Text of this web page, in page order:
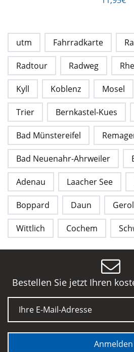
utm Fahrradkarte
Radtour Radweg
Kyll Koblenz Mosel
Trier Bernkastel-Kues
Bad Münstereifel
Bad Neuenahr-Ahrweiler
Adenau Laacher See
Boppard Daun
Wittlich Cochem
Bestellen Sie jetzt Ihren
E-Mail
Anmelden